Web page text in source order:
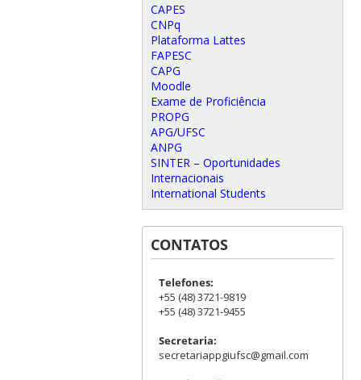
CAPES
CNPq
Plataforma Lattes
FAPESC
CAPG
Moodle
Exame de Proficiência
PROPG
APG/UFSC
ANPG
SINTER – Oportunidades
Internacionais
International Students
CONTATOS
Telefones:
+55 (48) 3721-9819
+55 (48) 3721-9455
Secretaria:
secretariappgiufsc@gmail.com